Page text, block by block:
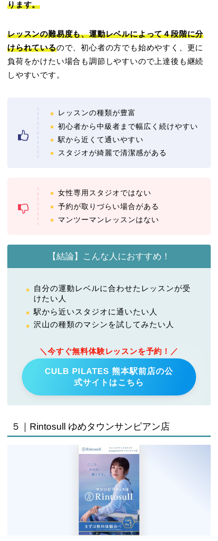
ります。
レッスンの難易度も、運動レベルによって４段階に分
けられているので、初心者の方でも始めやすく、更に
負荷をかけたい場合も調節しやすいので上達後も継続
しやすいです。
レッスンの種類が豊富
初心者から中級者まで幅広く続けやすい
駅から近くて通いやすい
スタジオが綺麗で清潔感がある
女性専用スタジオではない
予約が取りづらい場合がある
マンツーマンレッスンはない
【結論】こんな人におすすめ！
自分の運動レベルに合わせたレッスンが受
けたい人
駅から近いスタジオに通いたい人
沢山の種類のマシンを試してみたい人
＼今すぐ無料体験レッスンを予約！／
CULB PILATES 熊本駅前店の公
式サイトはこちら
５｜Rintosull ゆめタウンサンピアン店